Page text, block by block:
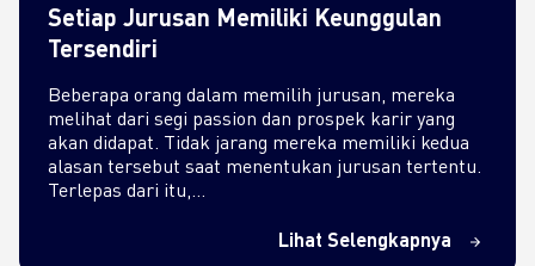
Setiap Jurusan Memiliki Keunggulan
Tersendiri
Beberapa orang dalam memilih jurusan, mereka
melihat dari segi passion dan prospek karir yang
akan didapat. Tidak jarang mereka memiliki kedua
alasan tersebut saat menentukan jurusan tertentu.
Terlepas dari itu,…
Lihat Selengkapnya